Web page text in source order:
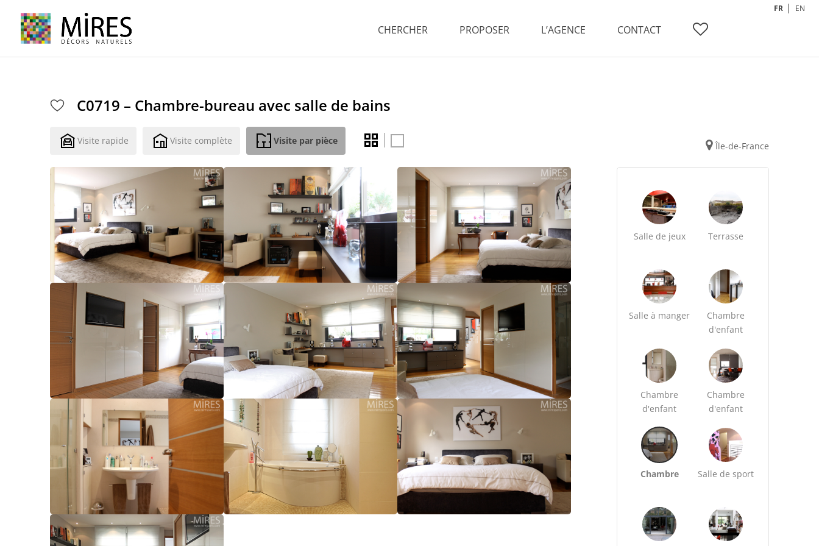
CHERCHER PROPOSER L’AGENCE CONTACT
FR EN
C0719 – Chambre-bureau avec salle de bains
Visite rapide Visite complète Visite par pièce Île-de-France
Salle de jeux Terrasse
Salle à manger
Chambre
d'enfant
Chambre
d'enfant
Chambre
d'enfant
Chambre Salle de sport